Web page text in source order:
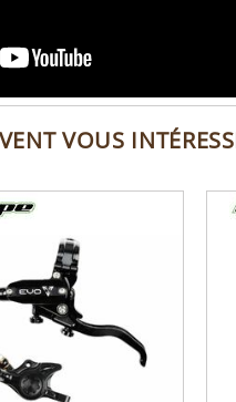
VOUS